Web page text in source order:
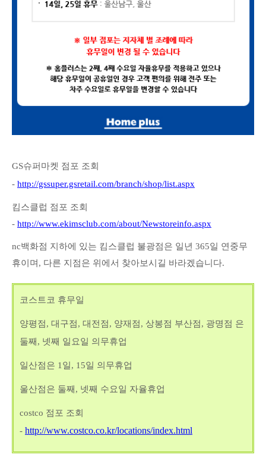
GS슈퍼마켓 점포 조회
- http://gssuper.gsretail.com/branch/shop/list.aspx
킴스클럽 점포 조회
- http://www.ekimsclub.com/about/Newstoreinfo.aspx
nc백화점 지하에 있는 킴스클럽 불광점은 일년 365일 연중무
휴이며, 다른 지점은 위에서 찾아보시길 바라겠습니다.
코스트코 휴무일
양평점, 대구점, 대전점, 양재점, 상봉점 부산점, 광명점 은
둘째, 넷째 일요일 의무휴업
일산점은 1일, 15일 의무휴업
울산점은 둘째, 넷째 수요일 자율휴업
costco 점포 조회
- http://www.costco.co.kr/locations/index.html